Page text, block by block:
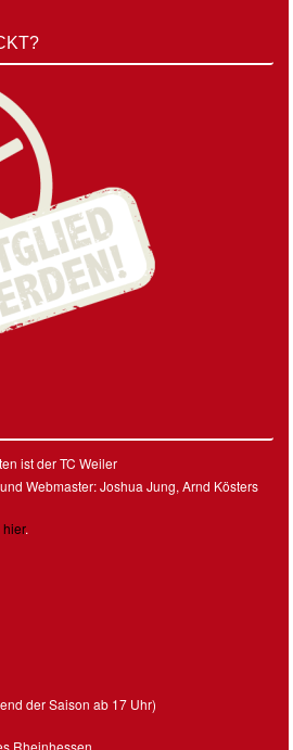
ist der TC Weiler
Webmaster: Joshua Jung, Arnd Kösters
hier.
der Saison ab 17 Uhr)
Rheinhessen